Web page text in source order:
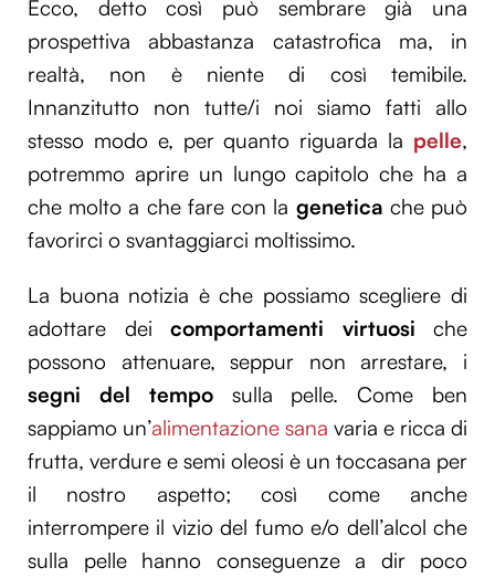
Ecco, detto così può sembrare già una
prospettiva abbastanza catastrofica ma, in
realtà, non è niente di così temibile.
Innanzitutto non tutte/i noi siamo fatti allo
stesso modo e, per quanto riguarda la pelle,
potremmo aprire un lungo capitolo che ha a
che molto a che fare con la genetica che può
favorirci o svantaggiarci moltissimo.
La buona notizia è che possiamo scegliere di
adottare dei comportamenti virtuosi che
possono attenuare, seppur non arrestare, i
segni del tempo sulla pelle. Come ben
sappiamo un’alimentazione sana varia e ricca di
frutta, verdure e semi oleosi è un toccasana per
il nostro aspetto; così come anche
interrompere il vizio del fumo e/o dell’alcol che
sulla pelle hanno conseguenze a dir poco